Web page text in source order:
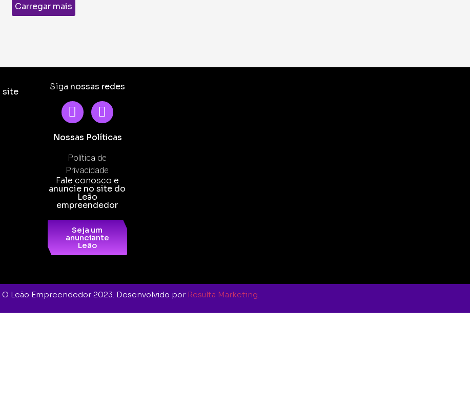
Carregar mais
site Siga nossas redes
Nossas Políticas
Política de
Privacidade
Fale conosco e
anuncie no site do
Leão
empreendedor
Seja um
anunciante
Leão
Leão Empreendedor 2023. Desenvolvido por Resulta Marketing.